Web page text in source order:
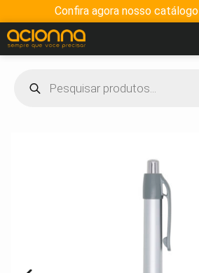
Confira agora nosso catálogo